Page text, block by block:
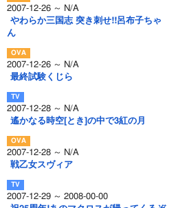
2007-12-26 ～ N/A
やわらか三国志 突き刺せ!!呂布子ちゃ
ん
2007-12-26 ～ N/A
最終試験くじら
2007-12-28 ～ N/A
遙かなる時空[とき]の中で3紅の月
2007-12-28 ～ N/A
戦乙女スヴィア
2007-12-29 ～ 2008-00-00